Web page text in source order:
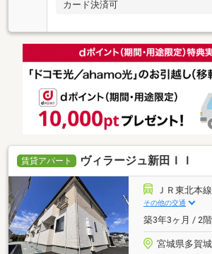
カード決済可
賃貸アパート ヴィラージュ新田ＩＩ
ＪＲ東北本
その他の交通
築3年3ヶ月 / 2
宮城県多賀